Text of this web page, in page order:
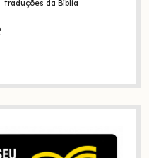
traduções da Bíblia